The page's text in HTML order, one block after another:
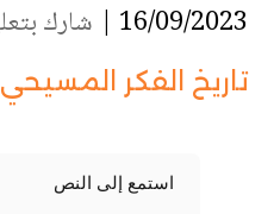
16/09/2023 | شارك
تاريخ الفكر
استمع إلى النص